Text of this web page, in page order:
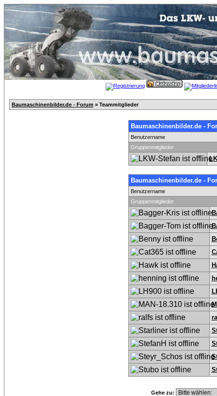
Baumaschinenbilder.de - Forum » Teammitglieder
Baumaschinenbilder.de -
Benutzername
Gruppenmitglieder
Baumaschinenbilder.de -
Benutzername
Gruppenmitglieder
Gehe zu: